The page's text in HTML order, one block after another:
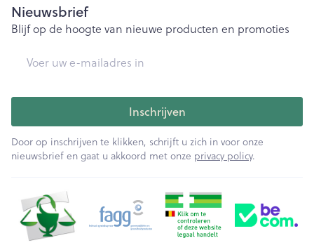
Nieuwsbrief
Blijf op de hoogte van nieuwe producten en promoties
Inschrijven
Door op inschrijven te klikken, schrijft u zich in voor onze
nieuwsbrief en gaat u akkoord met onze privacy policy.